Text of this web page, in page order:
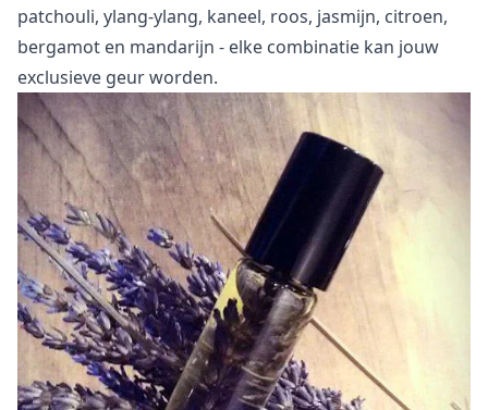
patchouli, ylang-ylang, kaneel, roos, jasmijn, citroen,
bergamot en mandarijn - elke combinatie kan jouw
exclusieve geur worden.